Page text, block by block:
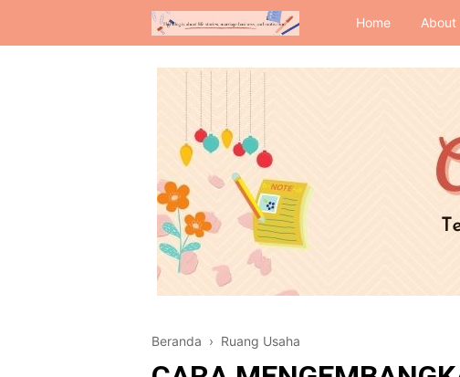
Home About
Beranda › Ruang Usaha